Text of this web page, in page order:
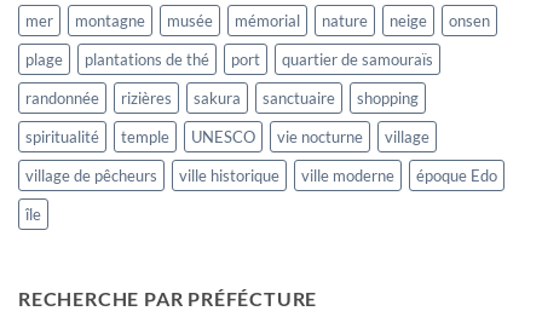
mer
montagne musée mémorial nature neige
onsen
plage
plantations de thé port
quartier de samouraïs
randonnée
rizières sakura sanctuaire
shopping
spiritualité
temple UNESCO vie nocturne
village
village de pêcheurs
ville historique ville moderne
époque Edo
île
RECHERCHE PAR PRÉFÉCTURE